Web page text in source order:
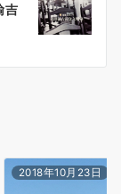
吉
2018年10月23日